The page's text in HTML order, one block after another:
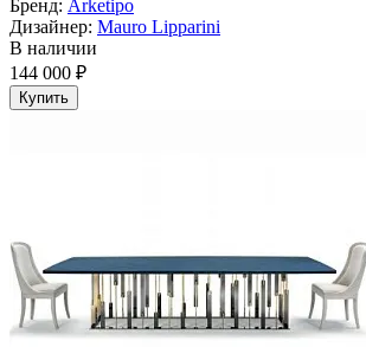
Бренд: Arketipo
Дизайнер: Mauro Lipparini
В наличии
144 000 ₽
Купить